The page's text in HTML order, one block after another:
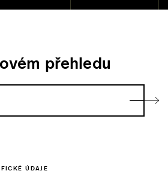
přehledu
ÚDAJE